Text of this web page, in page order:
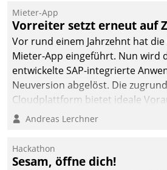
Die monatlichen
Mitteilungen zum
Heizungs- und
Wasserverbrauch gehen
automatisiert, vollständig
und auf Wunsch über
mehrere zuvor
Kommunikationswege bei
Mieter-App
Vorreiter setzt erneut auf
Vor rund einem Jahrzehnt hat die
Mieter-App eingeführt. Nun wird
entwickelte SAP-integrierte
Neuversion abgelöst. Die
Cloudplattform bietet ideale
die Funktionalität der App zu
integrieren.
Andreas Lerchner
Hackathon
Sesam, öffne dich!